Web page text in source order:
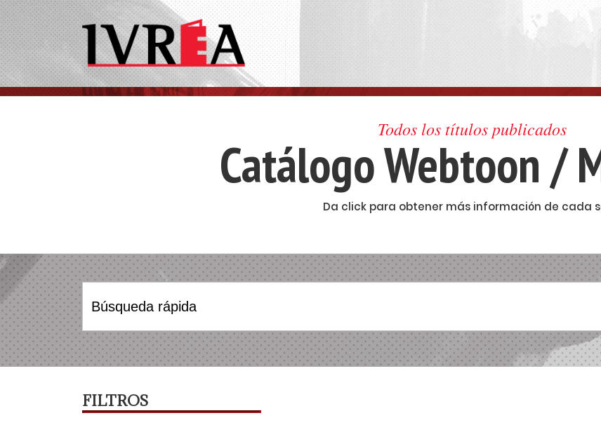
Todos los títulos publicados
Catálogo Webtoon /
Da click para obtener más información de cada
Search
FILTROS